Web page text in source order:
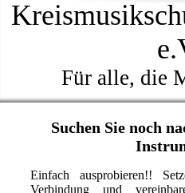
Für alle, die
Suchen Sie noch
Einfach ausprobieren!!
Verbindung und